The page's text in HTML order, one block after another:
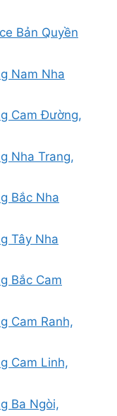
Bản Quyền
Nam Nha
Cam Đường,
Nha Trang,
Bắc Nha
Tây Nha
Bắc Cam
Cam Ranh,
Cam Linh,
Ba Ngòi,